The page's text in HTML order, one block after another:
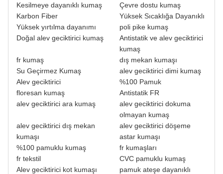
Kesilmeye dayanıklı kumaş
Çevre dostu kumaş
Karbon Fiber
Yüksek Sıcaklığa Dayanıklı
Yüksek yırtılma dayanımı
poli pike kumaş
Doğal alev geciktirici kumaş
Antistatik ve alev geciktirici
kumaş
fr kumaş
dış mekan kumaşı
Su Geçirmez Kumaş
alev geciktirici dimi kumaş
Alev geciktirici
%100 Pamuk
floresan kumaş
Antistatik FR
alev geciktirici ara kumaş
alev geciktirici dokuma
olmayan kumaş
alev geciktirici dış mekan
kumaşı
alev geciktirici döşeme
astar kumaşı
%100 pamuklu kumaş
fr kumaşları
fr tekstil
CVC pamuklu kumaş
Alev geciktirici kot kumaşı
pamuk ateşe dayanıklı